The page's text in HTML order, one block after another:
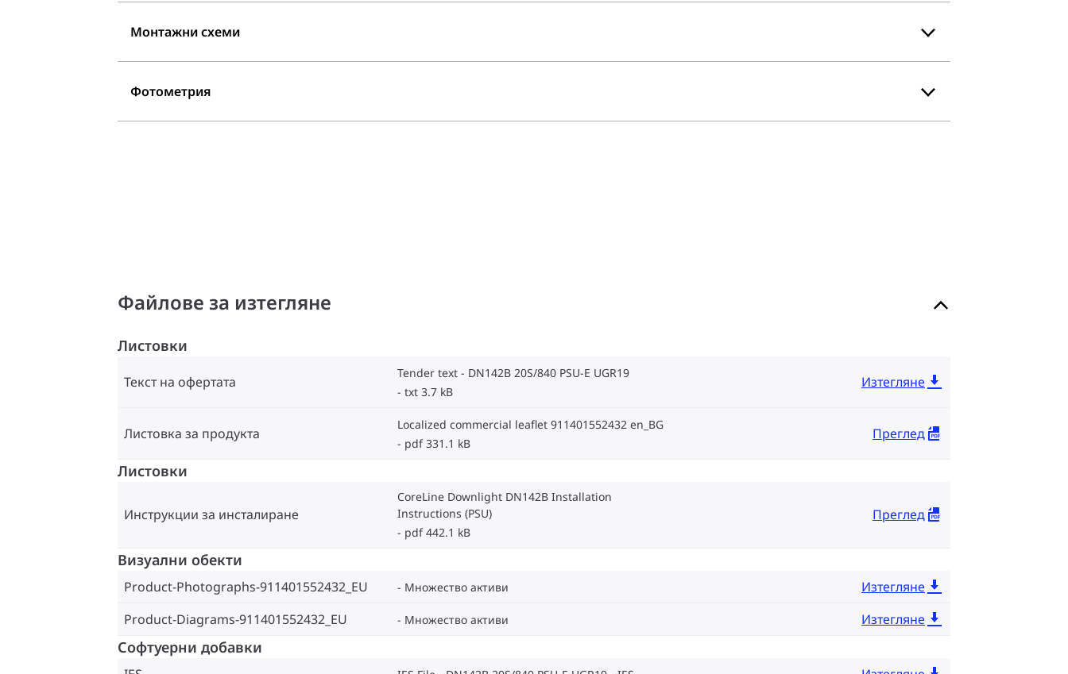
Монтажни схеми
Фотометрия
Файлове за изтегляне
Листовки
Текст на офертата
Tender text - DN142B 20S/840 PSU-E UGR19
txt 3.7 kB
Изтегляне
Листовка за продукта
Localized commercial leaflet 911401552432 en_BG
pdf 331.1 kB
Преглед
Листовки
Инструкции за инсталиране
CoreLine Downlight DN142B Installation
Instructions (PSU)
pdf 442.1 kB
Преглед
Визуални обекти
Product-Photographs-911401552432_EU Множество активи
Изтегляне
Product-Diagrams-911401552432_EU
Множество активи Изтегляне
Софтуерни добавки